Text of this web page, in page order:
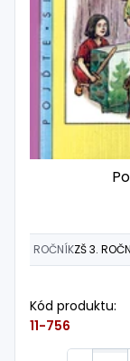
ROČNÍKZŠ 3.
Kód produktu:
11-756